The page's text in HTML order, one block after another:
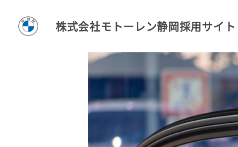
株式会社モトーレン静岡採用サイト